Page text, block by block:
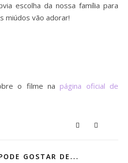
escolha da nossa família para
miúdos vão adorar!
o filme napágina oficial de
GOSTAR DE...